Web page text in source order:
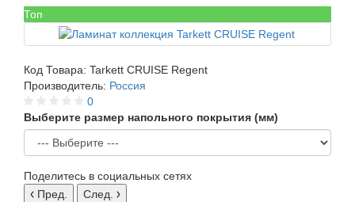
Топ
Код Товара: Tarkett CRUISE Regent
Производитель: Россия
0
Выберите размер напольного покрытия (мм)
Поделитесь в социальных сетях
Пред.
След.